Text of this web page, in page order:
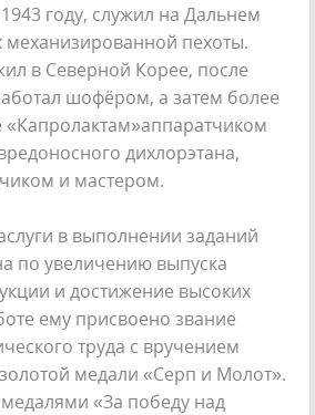
году, служил на Дальнем
механизированной пехоты.
в Северной Корее, после
шофёром, а затем более
«Капролактам»аппаратчиком
дихлорэтана,
и мастером.
в выполнении заданий
по увеличению выпуска
и достижение высоких
ему присвоено звание
труда с вручением
медали «Серп и Молот».
«За победу над